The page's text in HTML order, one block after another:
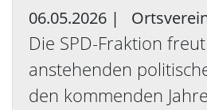
06.05.2026 |
Die SPD-Fraktion
anstehenden
den kommenden